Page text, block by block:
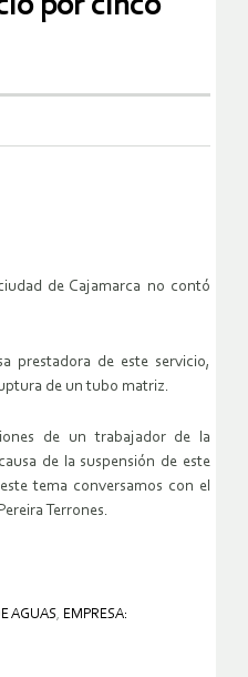
de Cajamarca no contó
prestadora de este servicio,
de un tubo matriz.
de un trabajador de la
de la suspensión de este
tema conversamos con el
Terrones.
AGUAS, EMPRESA: